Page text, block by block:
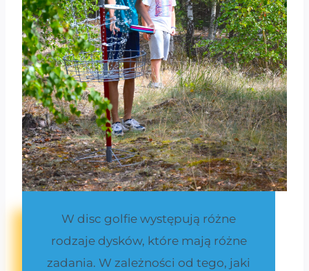
W disc golfie występują różne
rodzaje dysków, które mają różne
zadania. W zależności od tego, jaki